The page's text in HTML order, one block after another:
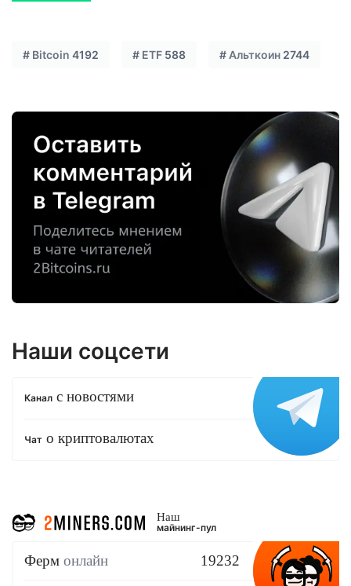
# Bitcoin 4192 # ETF 588 # Альткоин 2744
Наши соцсети
Канал с новостями
Чат о криптовалютах
Наш
майнинг-пул
Ферм онлайн 19232